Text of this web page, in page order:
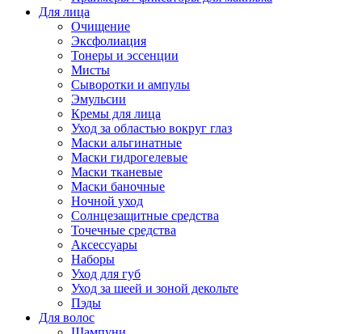
Для лица
Очищение
Эксфолиация
Тонеры и эссенции
Мисты
Сыворотки и ампулы
Эмульсии
Кремы для лица
Уход за областью вокруг глаз
Маски альгинатные
Маски гидрогелевые
Маски тканевые
Маски баночные
Ночной уход
Солнцезащитные средства
Точечные средства
Аксессуары
Наборы
Уход для губ
Уход за шеей и зоной декольте
Пэды
Для волос